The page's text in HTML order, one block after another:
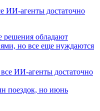
ИИ-агенты достаточно
решения обладают
но все еще нуждаются
поездок, но июнь